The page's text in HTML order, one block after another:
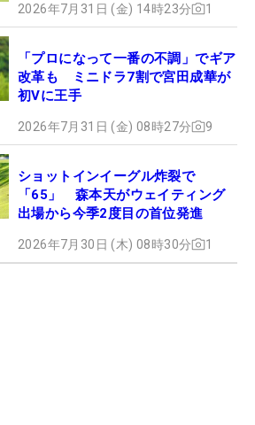
2026年7月31日 (金) 14時23分 1
「プロになって一番の不調」でギア
改革も ミニドラ7割で宮田成華が
初Vに王手
2026年7月31日 (金) 08時27分 9
ショットインイーグル炸裂で
「65」 森本天がウェイティング
出場から今季2度目の首位発進
2026年7月30日 (木) 08時30分 1